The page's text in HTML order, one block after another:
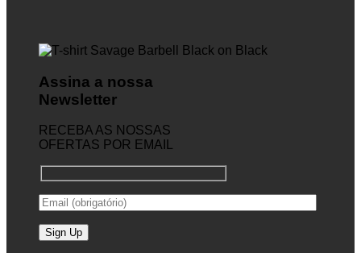
Assina a nossa
Newsletter
RECEBA AS NOSSAS
OFERTAS POR EMAIL